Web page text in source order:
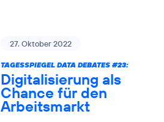
27. Oktober 2022
TAGESSPIEGEL DATA DEBATES #23:
Digitalisierung als
Chance für den
Arbeitsmarkt